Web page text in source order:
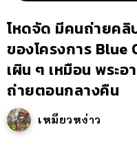
โหดจัด มีคนถ่ายค
ของโครงการ
เผิน ๆ เหมือน พระ
ถ่ายตอนกลางคืน
เหมียวหง่าว